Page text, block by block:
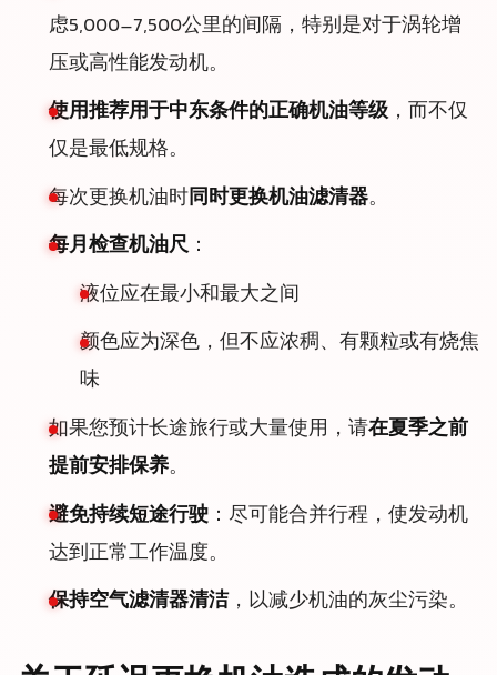
虑5,000–7,500公里的间隔，特别是对于涡轮增
压或高性能发动机。
使用推荐用于中东条件的正确机油等级，而不仅
仅是最低规格。
每次更换机油时同时更换机油滤清器。
每月检查机油尺：
液位应在最小和最大之间
颜色应为深色，但不应浓稠、有颗粒或有烧焦
味
如果您预计长途旅行或大量使用，请在夏季之前
提前安排保养。
避免持续短途行驶 ：尽可能合并行程，使发动机
达到正常工作温度。
保持空气滤清器清洁，以减少机油的灰尘污染。